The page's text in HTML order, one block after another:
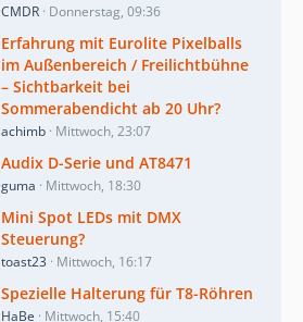
CMDR Donnerstag, 09:36
Erfahrung mit Eurolite Pixelballs
im Außenbereich / Freilichtbühne
– Sichtbarkeit bei
Sommerabendicht ab 20 Uhr?
achimb Mittwoch, 23:07
Audix D-Serie und AT8471
guma Mittwoch, 18:30
Mini Spot LEDs mit DMX
Steuerung?
toast23 Mittwoch, 16:17
Spezielle Halterung für T8-Röhren
HaBe Mittwoch, 15:40